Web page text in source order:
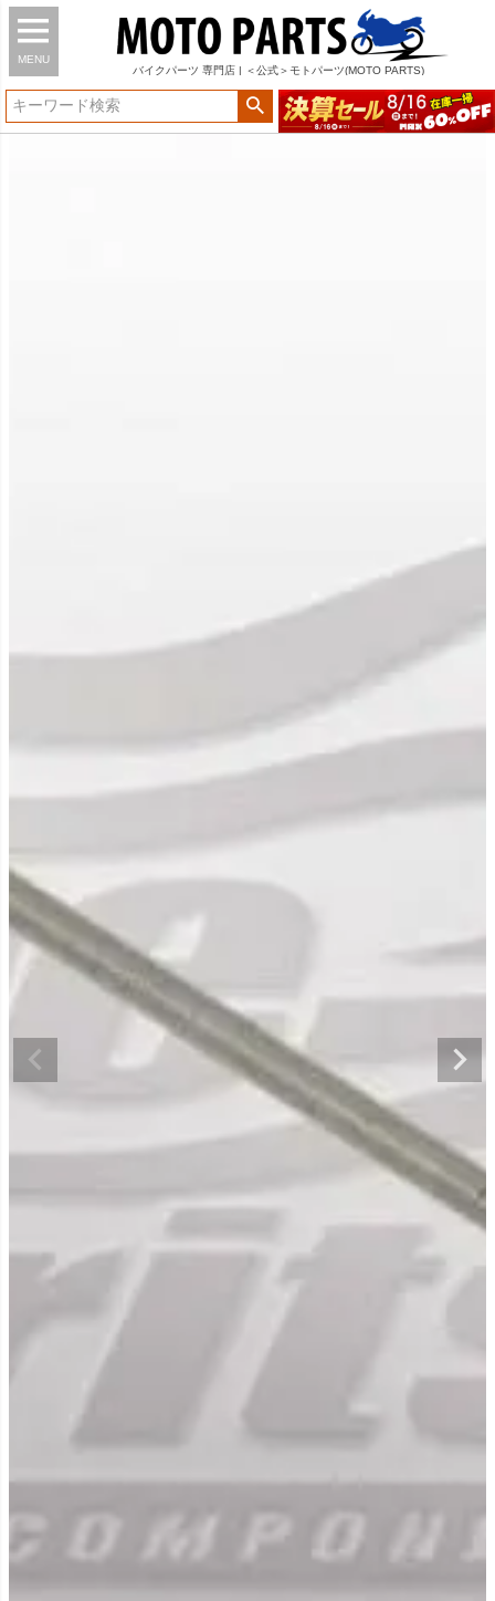
MENU
バイク パーツ 専門店 | ＜公式＞モトパーツ(MOTO PARTS)